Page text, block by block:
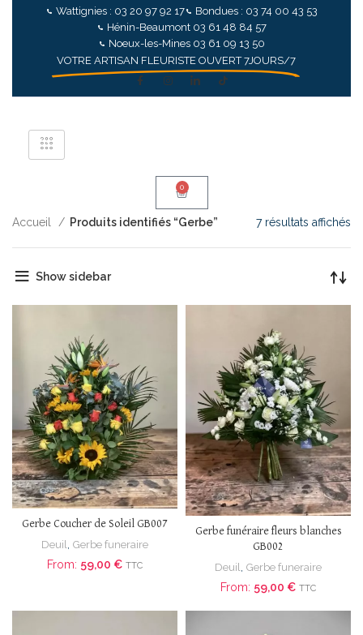
Wattignies : 03 20 97 92 17
Bondues : 03 74 00 43 53
Hénin-Beaumont 03 61 48 84 57
Noeux-les-Mines 03 61 09 13 50
VOTRE ARTISAN FLEURISTE OUVERT 7JOURS/7
0
Accueil Produits identifiés “Gerbe” 7 résultats affichés
Show sidebar
Gerbe Coucher de Soleil GB007
Deuil, Gerbe funeraire
From: 59,00 € TTC
Gerbe funéraire fleurs blanches
GB002
Deuil Gerbe funeraire
From: 59,00 € TTC